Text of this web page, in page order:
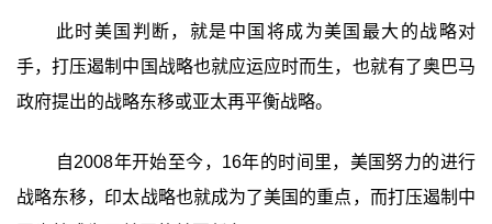
此时美国判断，就是中国将成为美国最大的战略对
手，打压遏制中国战略也就应运应时而生，也就有了奥巴马
政府提出的战略东移或亚太再平衡战略。
自2008年开始至今，16年的时间里，美国努力的进行
战略东移，印太战略也就成为了美国的重点，而打压遏制中